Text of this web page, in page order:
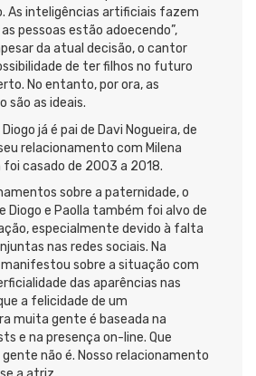
As inteligências artificiais fazem
pessoas estão adoecendo”,
da atual decisão, o cantor
de ter filhos no futuro
No entanto, por ora, as
são as ideais.
já é pai de Davi Nogueira, de
relacionamento com Milena
foi casado de 2003 a 2018.
sobre a paternidade, o
Diogo e Paolla também foi alvo de
especialmente devido à falta
nas redes sociais. Na
manifestou sobre a situação com
das aparências nas
a felicidade de um
muita gente é baseada na
e na presença on-line. Que
não é. Nosso relacionamento